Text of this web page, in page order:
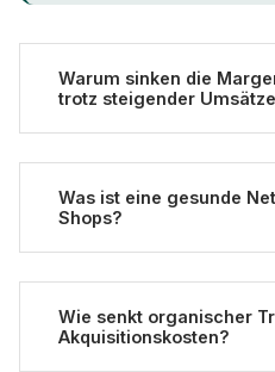
Warum sinken die
trotz steigender
Die Hauptursache ist die
mehreren Ebenen
steigen kontinuierlich —
legte 2025 um 9 % zu
durchschnittliche Google-
um 12,88 %
Logistik- und Zollkosten.
Was ist eine gesunde
Shops?
Die durchschnittliche
liegt laut Forrester seit
3,5 %(Forrester); zuletzt
Wie senkt organischer
Akquisitionskosten?